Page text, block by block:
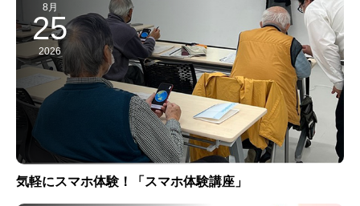
8月
25
2026
気軽にスマホ体験！「スマホ体験講座」